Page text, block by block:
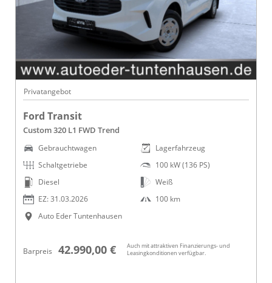
Privatangebot
Ford Transit
Custom 320 L1 FWD Trend
Gebrauchtwagen
Schaltgetriebe
Diesel
EZ: 31.03.2026
Auto Eder Tuntenhausen
Lagerfahrzeug
100 kW (136 PS)
Weiß
100 km
Barpreis 42.990,00 €
Auch mit attraktiven Finanzierungs- und
Leasingkonditionen verfügbar.